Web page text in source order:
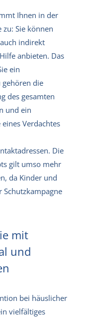
Ihnen in der
zu: Sie können
indirekt
anbieten. Das
ein
gehören die
des gesamten
und ein
Verdachtes
Die
gilt umso mehr
da Kinder und
Schutzkampagne
mit
und
bei häuslicher
vielfältiges